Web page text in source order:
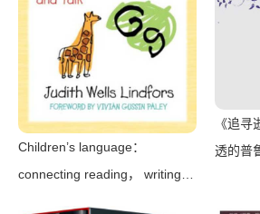
Children’s language：
connecting reading， writing，
《追寻
透的普